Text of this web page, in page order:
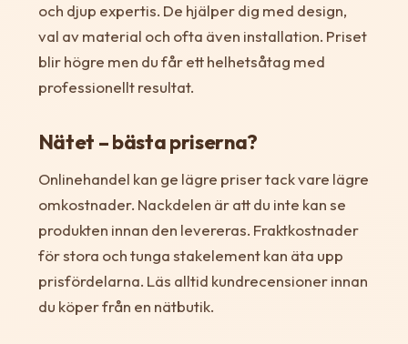
och djup expertis. De hjälper dig med design,
val av material och ofta även installation. Priset
blir högre men du får ett helhetsåtag med
professionellt resultat.
Nätet – bästa priserna?
Onlinehandel kan ge lägre priser tack vare lägre
omkostnader. Nackdelen är att du inte kan se
produkten innan den levereras. Fraktkostnader
för stora och tunga stakelement kan äta upp
prisfördelarna. Läs alltid kundrecensioner innan
du köper från en nätbutik.